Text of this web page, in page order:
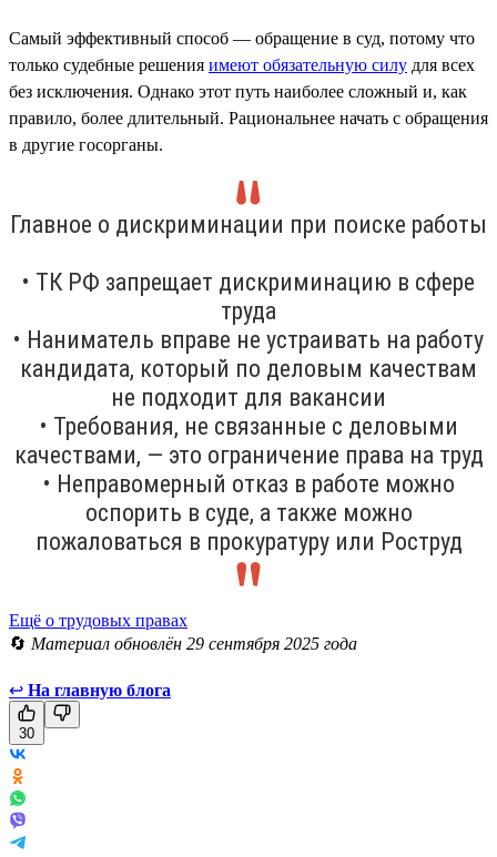
Самый эффективный способ — обращение в суд, потому что
только судебные решения имеют обязательную силу для всех
без исключения. Однако этот путь наиболее сложный и, как
правило, более длительный. Рациональнее начать с обращения
в другие госорганы.
Главное о дискриминации при поиске работы
• ТК РФ запрещает дискриминацию в сфере
труда
• Наниматель вправе не устраивать на работу
кандидата, который по деловым качествам
не подходит для вакансии
• Требования, не связанные с деловыми
качествами, — это ограничение права на труд
• Неправомерный отказ в работе можно
оспорить в суде, а также можно
пожаловаться в прокуратуру или Роструд
Ещё о трудовых правах
🔄 Материал обновлён 29 сентября 2025 года
↩ На главную блога
30